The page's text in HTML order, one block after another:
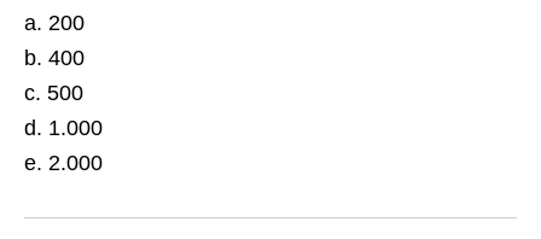
a. 200
b. 400
c. 500
d. 1.000
e. 2.000